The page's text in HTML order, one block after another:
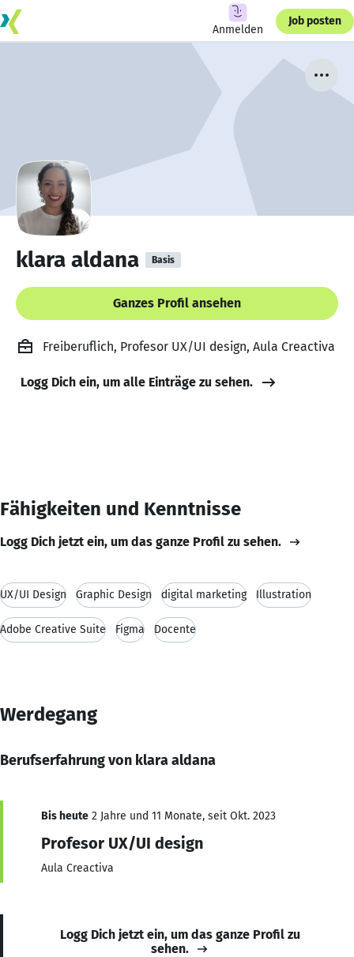
Anmelden
Job posten
klara aldana Basis
Ganzes Profil ansehen
Freiberuflich, Profesor UX/UI design, Aula Creactiva
Logg Dich ein, um alle Einträge zu sehen.
Fähigkeiten und Kenntnisse
Logg Dich jetzt ein, um das ganze Profil zu sehen.
UX/UI Design Graphic Design digital marketing Illustration
Adobe Creative Suite Figma Docente
Werdegang
Berufserfahrung von klara aldana
Bis heute 2 Jahre und 11 Monate, seit Okt. 2023
Profesor UX/UI design
Aula Creactiva
Logg Dich jetzt ein, um das ganze Profil zu
sehen.